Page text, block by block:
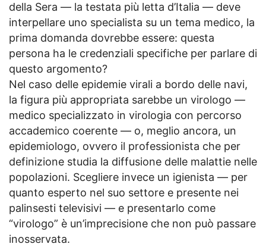
della Sera — la testata più letta d’Italia — deve
interpellare uno specialista su un tema medico, la
prima domanda dovrebbe essere: questa
persona ha le credenziali specifiche per parlare di
questo argomento?
Nel caso delle epidemie virali a bordo delle navi,
la figura più appropriata sarebbe un virologo —
medico specializzato in virologia con percorso
accademico coerente — o, meglio ancora, un
epidemiologo, ovvero il professionista che per
definizione studia la diffusione delle malattie nelle
popolazioni. Scegliere invece un igienista — per
quanto esperto nel suo settore e presente nei
palinsesti televisivi — e presentarlo come
“virologo” è un’imprecisione che non può passare
inosservata.